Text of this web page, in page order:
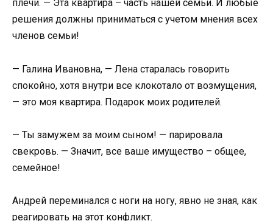
плечи. — Эта квартира – часть нашей семьи. И любые
решения должны приниматься с учетом мнения всех
членов семьи!
— Галина Ивановна, — Лена старалась говорить
спокойно, хотя внутри все клокотало от возмущения,
— это моя квартира. Подарок моих родителей.
— Ты замужем за моим сыном! — парировала
свекровь. — Значит, все ваше имущество – общее,
семейное!
Андрей переминался с ноги на ногу, явно не зная, как
реагировать на этот конфликт.